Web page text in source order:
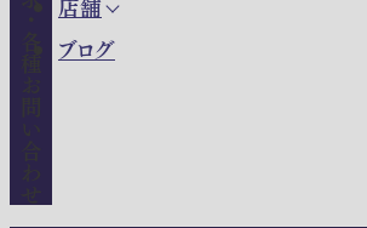
店舗
ブログ